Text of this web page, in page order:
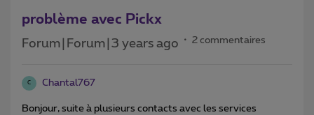
problème avec Pickx
Forum|Forum|3 years ago 2 commentaires
C Chantal767
Bonjour, suite à plusieurs contacts avec les services